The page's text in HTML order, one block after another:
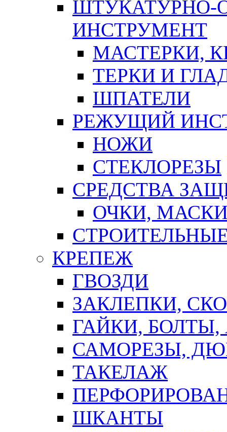
ШТУКАТУРНО-
ИНСТРУМЕНТ
МАСТЕРКИ,
ТЕРКИ И
ШПАТЕЛИ
РЕЖУЩИЙ
НОЖИ
СТЕКЛОРЕЗЫ
СРЕДСТВА
ОЧКИ,
КРЕПЕЖ
ГВОЗДИ
ЗАКЛЕПКИ,
ГАЙКИ,
САМОРЕЗЫ,
ТАКЕЛАЖ
ШКАНТЫ